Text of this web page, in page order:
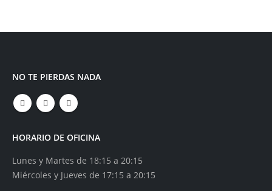
NO TE PIERDAS NADA
HORARIO DE OFICINA
Lunes y Martes de 18:15 a 20:15
Miércoles y Jueves de 17:15 a 20:15